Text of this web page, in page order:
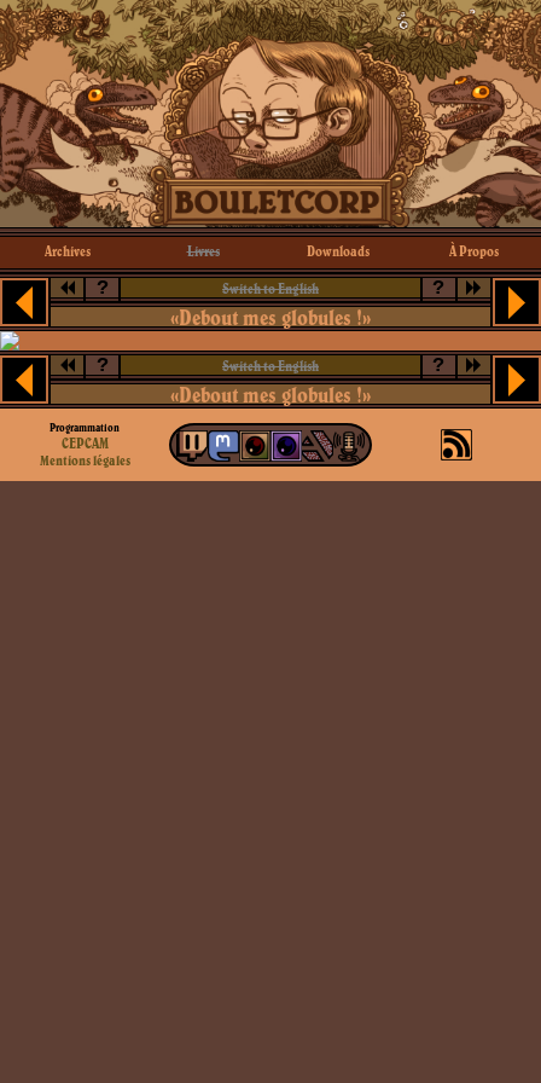
Archives Livres Downloads À Propos
? Switch to English ?
«Debout mes globules !»
? Switch to English ?
«Debout mes globules !»
Programmation
CEPCAM
Mentions légales